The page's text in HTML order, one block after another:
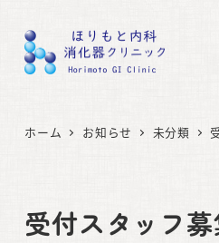
ホーム お知らせ 未分類
受付スタッフ募